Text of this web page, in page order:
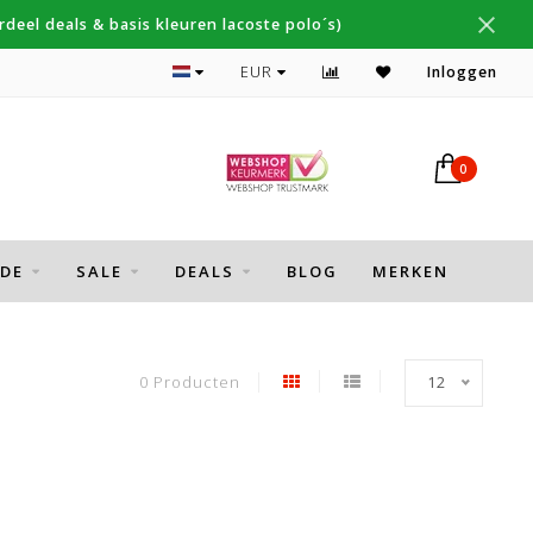
deals & basis kleuren lacoste polo´s)
Topmerken Thomas Maine, Cavallaro, Desoto
EUR Inloggen
0
SALE DEALS BLOG MERKEN
0 Producten 12